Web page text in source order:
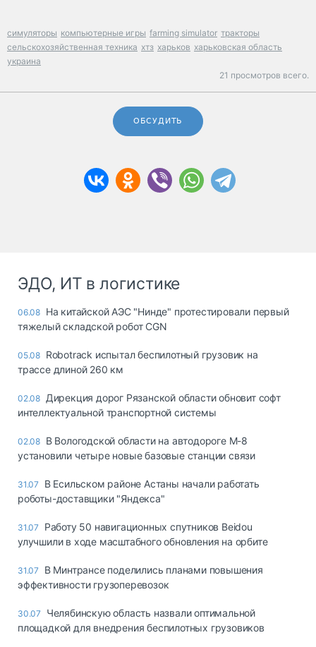
симуляторы компьютерные игры farming simulator тракторы
сельскохозяйственная техника хтз харьков харьковская область
украина
21 просмотров всего.
ОБСУДИТЬ
ЭДО, ИТ в логистике
06.08 На китайской АЭС "Нинде" протестировали первый
тяжелый складской робот CGN
05.08 Robotrack испытал беспилотный грузовик на
трассе длиной 260 км
02.08 Дирекция дорог Рязанской области обновит софт
интеллектуальной транспортной системы
02.08 В Вологодской области на автодороге М-8
установили четыре новые базовые станции связи
31.07
В Есильском районе Астаны начали работать
роботы-доставщики "Яндекса"
31.07
Работу 50 навигационных спутников Beidou
улучшили в ходе масштабного обновления на орбите
31.07
В Минтрансе поделились планами повышения
эффективности грузоперевозок
30.07
Челябинскую область назвали оптимальной
площадкой для внедрения беспилотных грузовиков